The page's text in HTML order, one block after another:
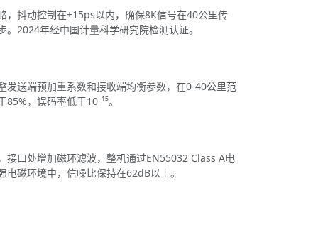
，抖动控制在±15ps以内，确保8K信号在40公里传
2024年经中国计量科学研究院检测认证。
发送端预加重系数和接收端均衡参数，在0-40公里范
，误码率低于10⁻¹⁵。
接口处增加磁环滤波，整机通过EN55032 Class A电
磁环境中，信噪比保持在62dB以上。